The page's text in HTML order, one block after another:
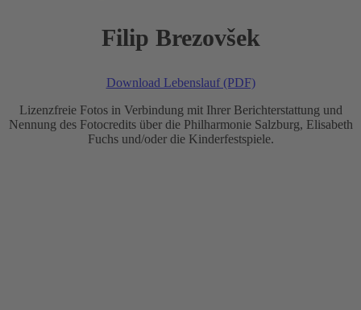
Filip Brezovšek
Download Lebenslauf (PDF)
Lizenzfreie Fotos in Verbindung mit Ihrer Berichterstattung und
Nennung des Fotocredits über die Philharmonie Salzburg, Elisabeth
Fuchs und/oder die Kinderfestspiele.